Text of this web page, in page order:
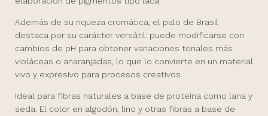
Además de su riqueza cromática, el palo de Brasil
destaca por su carácter versátil: puede modificarse con
cambios de pH para obtener variaciones tonales más
violáceas o anaranjadas, lo que lo convierte en un material
vivo y expresivo para procesos creativos.
Ideal para fibras naturales a base de proteina como lana y
seda. El color en algodón, lino y otras fibras a base de